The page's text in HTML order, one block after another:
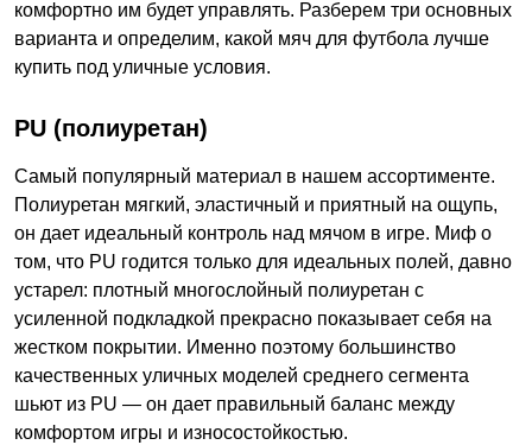
комфортно им будет управлять. Разберем три основных
варианта и определим, какой мяч для футбола лучше
купить под уличные условия.
PU (полиуретан)
Самый популярный материал в нашем ассортименте.
Полиуретан мягкий, эластичный и приятный на ощупь,
он дает идеальный контроль над мячом в игре. Миф о
том, что PU годится только для идеальных полей, давно
устарел: плотный многослойный полиуретан с
усиленной подкладкой прекрасно показывает себя на
жестком покрытии. Именно поэтому большинство
качественных уличных моделей среднего сегмента
шьют из PU — он дает правильный баланс между
комфортом игры и износостойкостью.